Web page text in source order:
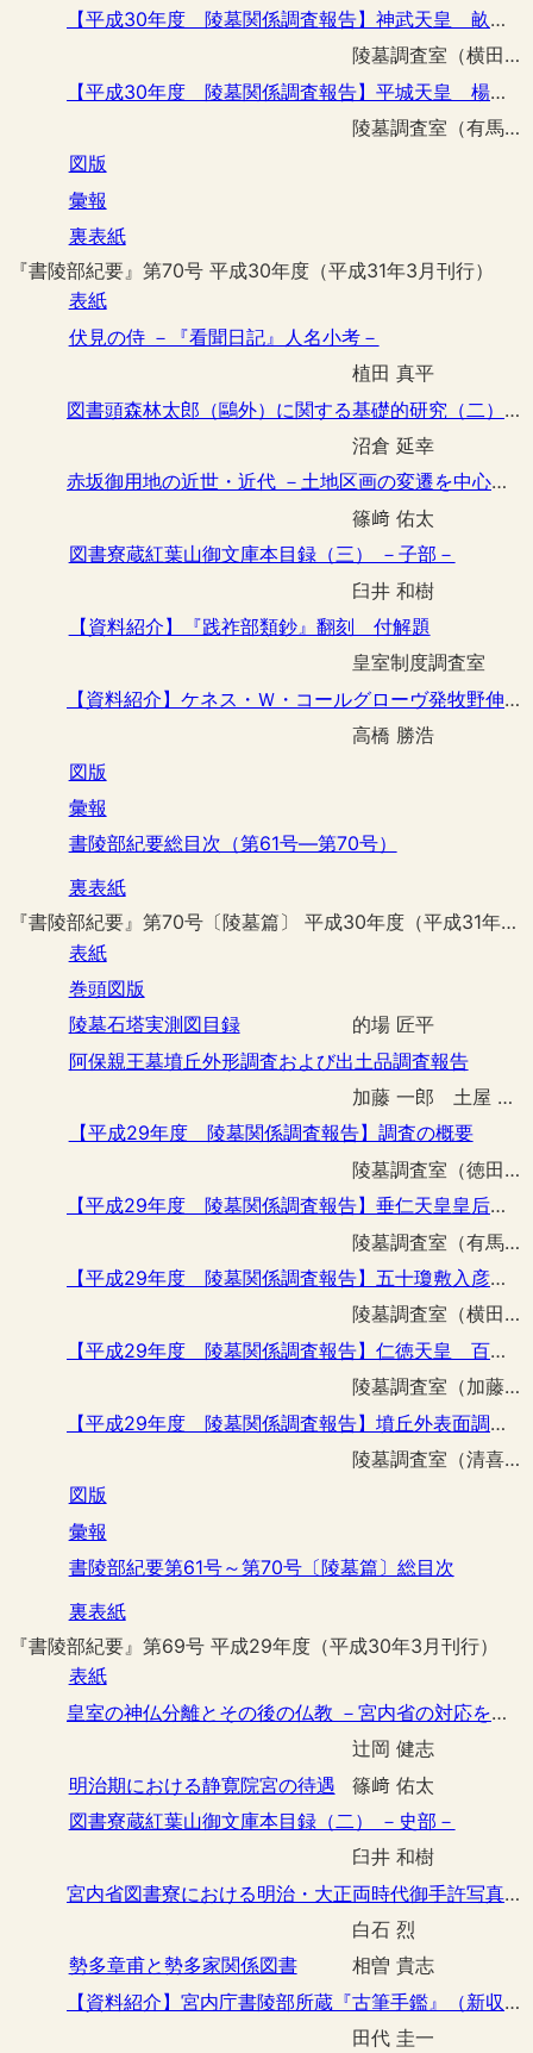
【平成30年度 陵墓関係調査報告】神武天皇 畝傍山東北陵外堤法面復旧工事に伴う立会調査
陵墓調査室（横田 真吾）
【平成30年度 陵墓関係調査報告】平城天皇 楊梅陵鳥居改築工事に伴う立会調査
陵墓調査室（有馬 伸）
図版
彙報
裏表紙
『書陵部紀要』第70号 平成30年度（平成31年3月刊行）
表紙
伏見の侍 －『看聞日記』人名小考－
植田 真平
図書頭森林太郎（鷗外）に関する基礎的研究（二） －宮内公文書館所蔵資料及び外崎覚関係資料を中心として－
沼倉 延幸
赤坂御用地の近世・近代 －土地区画の変遷を中心に－
篠﨑 佑太
図書寮蔵紅葉山御文庫本目録（三） －子部－
臼井 和樹
【資料紹介】『践祚部類鈔』翻刻 付解題
皇室制度調査室
【資料紹介】ケネス・Ｗ・コールグローヴ発牧野伸顕宛書翰 －太平洋戦争中のジョセフ・Ｃ・グルーの役割をめぐって－
高橋 勝浩
図版
彙報
書陵部紀要総目次（第61号―第70号）
裏表紙
『書陵部紀要』第70号〔陵墓篇〕 平成30年度（平成31年３月刊行）
表紙
巻頭図版
陵墓石塔実測図目録
的場 匠平
阿保親王墓墳丘外形調査および出土品調査報告
加藤 一郎 土屋 隆史 的場 匠平
【平成29年度 陵墓関係調査報告】調査の概要
陵墓調査室（徳田 誠志）
【平成29年度 陵墓関係調査報告】垂仁天皇皇后日葉酢媛命 狭木之寺間陵佐紀部事務所ほか整備工事に伴う立会調査
陵墓調査室（有馬 伸）
【平成29年度 陵墓関係調査報告】五十瓊敷入彦命 宇度墓外堤護岸その他整備工事に伴う立会調査
陵墓調査室（横田 真吾）
【平成29年度 陵墓関係調査報告】仁徳天皇 百舌鳥耳原中陵第１堤における遺構・遺物確認のための予備調査
陵墓調査室（加藤一郎 土屋 隆史）
【平成29年度 陵墓関係調査報告】墳丘外表面調査の成果報告ー宇和奈辺陵墓参考地ー
陵墓調査室（清喜裕二 加藤一郎）
図版
彙報
書陵部紀要第61号～第70号〔陵墓篇〕総目次
裏表紙
『書陵部紀要』第69号 平成29年度（平成30年3月刊行）
表紙
皇室の神仏分離とその後の仏教 －宮内省の対応を中心に－
辻岡 健志
明治期における静寛院宮の待遇
篠﨑 佑太
図書寮蔵紅葉山御文庫本目録（二） －史部－
臼井 和樹
宮内省図書寮における明治・大正両時代御手許写真の整理（附目録）
白石 烈
勢多章甫と勢多家関係図書
相曽 貴志
【資料紹介】宮内庁書陵部所蔵『古筆手鑑』（新収本）
田代 圭一